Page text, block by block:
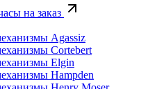
на заказ
Agassiz
Cortebert
Elgin
Hampden